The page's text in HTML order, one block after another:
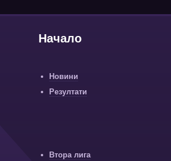
Начало
Новини
Резултати
Втора лига